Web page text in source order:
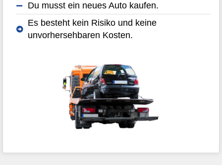
Du musst ein neues Auto kaufen.
Es besteht kein Risiko und keine
unvorhersehbaren Kosten.